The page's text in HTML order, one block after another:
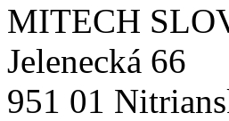
MITECH
Jelenecká 66
951 01